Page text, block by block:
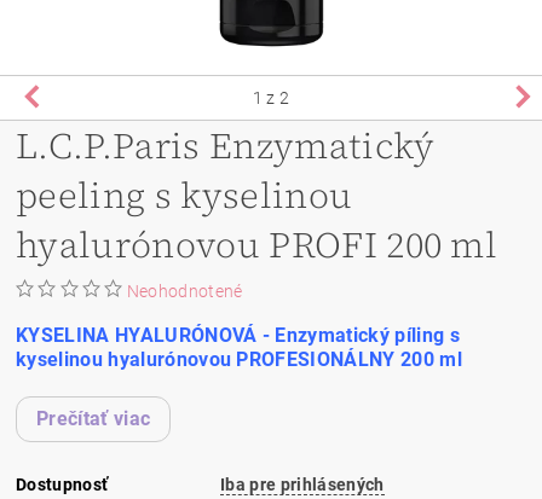
1 z 2
L.C.P.Paris Enzymatický
peeling s kyselinou
hyalurónovou PROFI 200 ml
Neohodnotené
KYSELINA HYALURÓNOVÁ - Enzymatický píling s
kyselinou hyalurónovou PROFESIONÁLNY 200 ml
Prečítať viac
Dostupnosť Iba pre prihlásených